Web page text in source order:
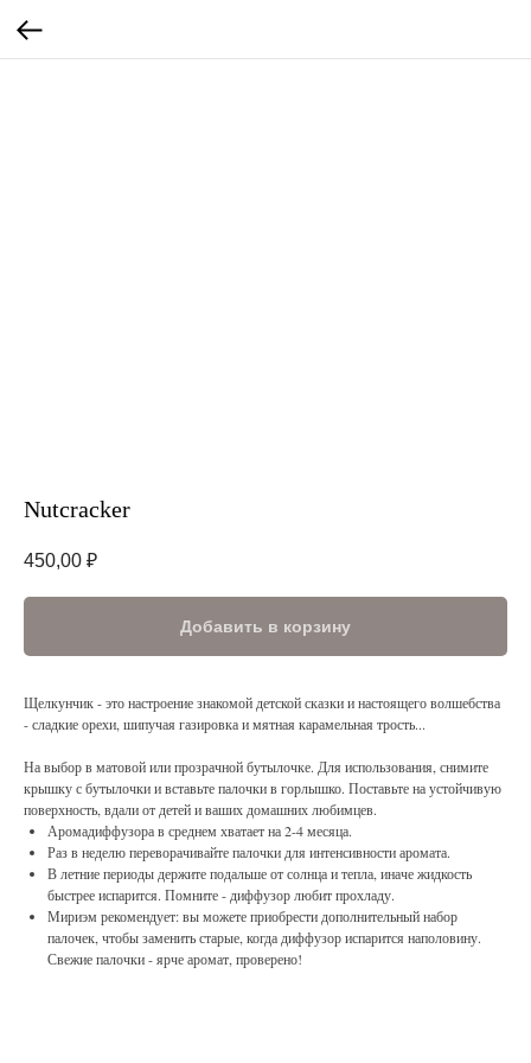
Nutcracker
450,00 ₽
Добавить в корзину
Щелкунчик - это настроение знакомой детской сказки и настоящего волшебства
- сладкие орехи, шипучая газировка и мятная карамельная трость...
На выбор в матовой или прозрачной бутылочке. Для использования, снимите
крышку с бутылочки и вставьте палочки в горлышко. Поставьте на устойчивую
поверхность, вдали от детей и ваших домашних любимцев.
Аромадиффузора в среднем хватает на 2-4 месяца.
Раз в неделю переворачивайте палочки для интенсивности аромата.
В летние периоды держите подальше от солнца и тепла, иначе жидкость
быстрее испарится. Помните - диффузор любит прохладу.
Мириэм рекомендует: вы можете приобрести дополнительный набор
палочек, чтобы заменить старые, когда диффузор испарится наполовину.
Свежие палочки - ярче аромат, проверено!